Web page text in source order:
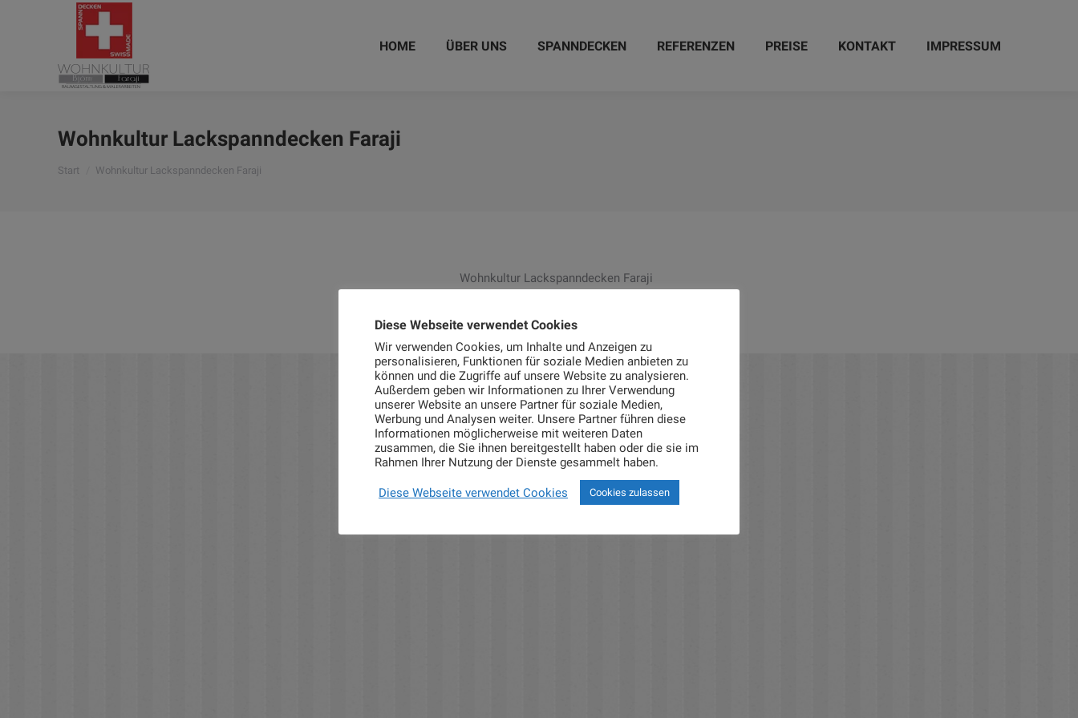
HOME ÜBER UNS SPANNDECKEN REFERENZEN PREISE KONTAKT IMPRESSUM
Wohnkultur Lackspanndecken Faraji
Sie befinden sich hier:
Start Wohnkultur Lackspanndecken Faraji
Wohnkultur Lackspanndecken Faraji
Diese Webseite verwendet Cookies
Wir verwenden Cookies, um Inhalte und Anzeigen zu
personalisieren, Funktionen für soziale Medien anbieten zu
können und die Zugriffe auf unsere Website zu analysieren.
Außerdem geben wir Informationen zu Ihrer Verwendung
unserer Website an unsere Partner für soziale Medien,
Werbung und Analysen weiter. Unsere Partner führen diese
Informationen möglicherweise mit weiteren Daten
zusammen, die Sie ihnen bereitgestellt haben oder die sie im
Rahmen Ihrer Nutzung der Dienste gesammelt haben.
Diese Webseite verwendet Cookies Cookies zulassen